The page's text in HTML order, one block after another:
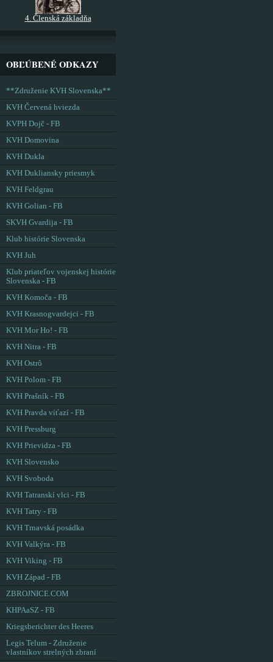
4. Členská základňa
OBĽÚBENÉ ODKAZY
**Združenie KVH Slovenska**
KVH Červená hviezda
KVPH Dojč - FB
KVH Domovina
KVH Dukla
KVH Dukliansky priesmyk
KVH Feldgrau
KVH Golian - FB
SKVH Gvardija - FB
Klub histórie Slovenska
KVH Juh
Klub priateľov vojenskej histórie
Slovenska - FB
KVH Komoča - FB
KVH Krasnogvardejci - FB
KVH Mor Ho! - FB
KVH Nitra - FB
KVH Ostrô
KVH Polom - FB
KVH Prašník - FB
KVH Pravda víťazí - FB
KVH Pressburg
KVH Prievidza - FB
KVH Slovensko
KVH Svoboda
KVH Tatranskí vlci - FB
KVH Tatry - FB
KVH Trnavská posádka
KVH Valkýra - FB
KVH Viking - FB
KVH Západ - FB
ZBROJNICE.COM
KHPAaSZ - FB
Kriegsberichter des Heeres
Legis Telum - Združenie
vlastníkov strelných zbraní